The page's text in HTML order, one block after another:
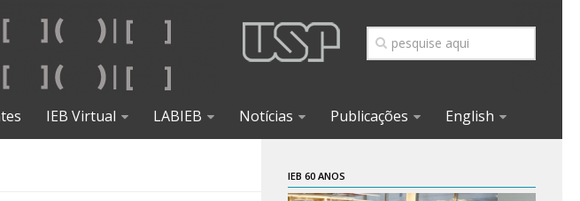
IEB Virtual LABIEB Notícias Publicações English
IEB 60 ANOS